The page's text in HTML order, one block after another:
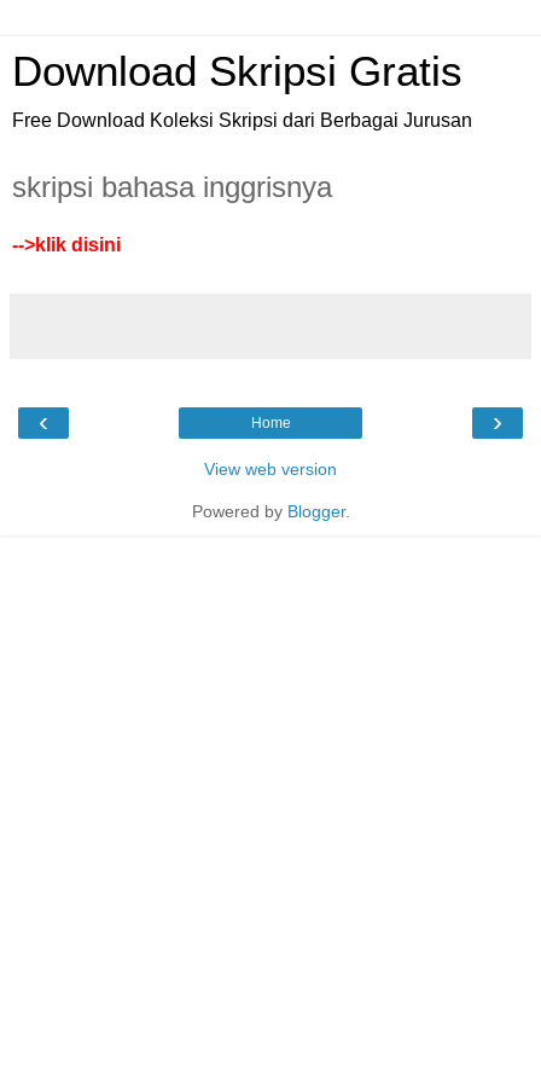
Download Skripsi Gratis
Free Download Koleksi Skripsi dari Berbagai Jurusan
skripsi bahasa inggrisnya
-->klik disini
‹ ›
Home
View web version
Powered by Blogger.